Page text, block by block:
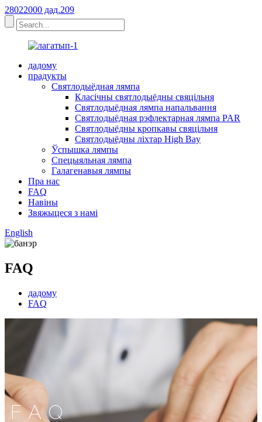
28022000 дад.209
дадому
прадукты
Святлодыёдная лямпа
Класічны святлодыёдны свяцільня
Святлодыёдная лямпа напальвання
Святлодыёдная рэфлектарная лямпа PAR
Святлодыёдны кропкавы свяцільня
Святлодыёдны ліхтар High Bay
Ўспышка лямпы
Спецыяльная лямпа
Галагенавыя лямпы
Пра нас
FAQ
Навіны
Звяжыцеся з намі
English
FAQ
дадому
FAQ
FAQ